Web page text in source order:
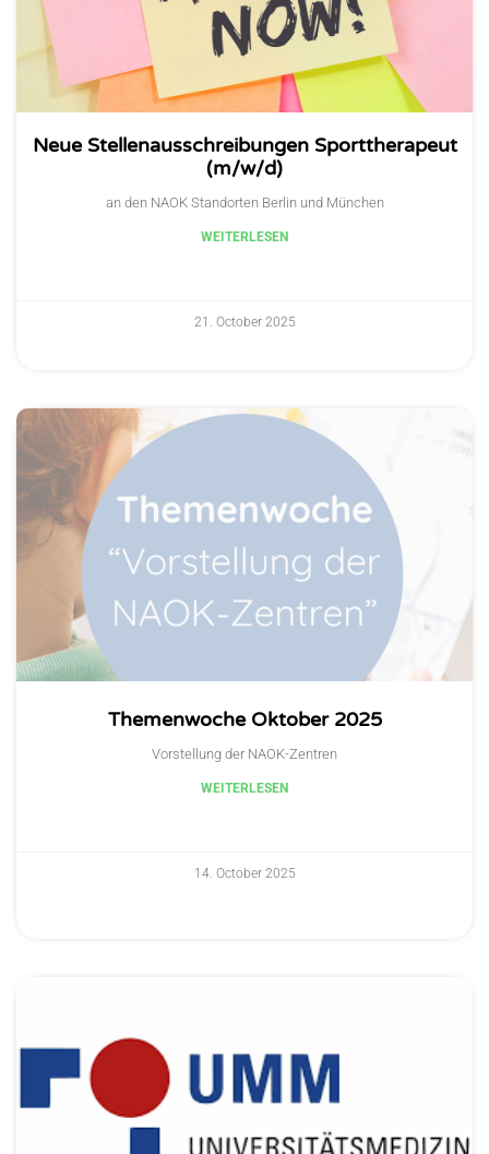
Neue Stellenausschreibungen Sporttherapeut
(m/w/d)
an den NAOK Standorten Berlin und München
WEITERLESEN
21. October 2025
Themenwoche Oktober 2025
Vorstellung der NAOK-Zentren
WEITERLESEN
14. October 2025